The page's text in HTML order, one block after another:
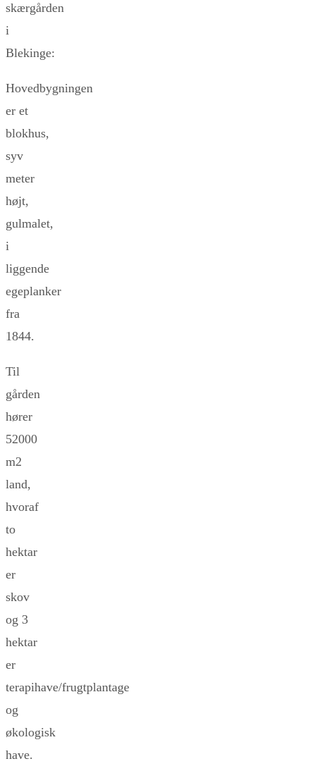
skærgården
i
Blekinge:
Hovedbygningen
er et
blokhus,
syv
meter
højt,
gulmalet,
i
liggende
egeplanker
fra
1844.
Til
gården
hører
52000
m2
land,
hvoraf
to
hektar
er
skov
og 3
hektar
er
terapihave/frugtplantage
og
økologisk
have.